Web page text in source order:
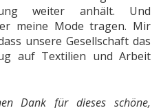
weiter anhält. Und
meine Mode tragen. Mir
unsere Gesellschaft das
auf Textilien und Arbeit
Dank für dieses schöne,